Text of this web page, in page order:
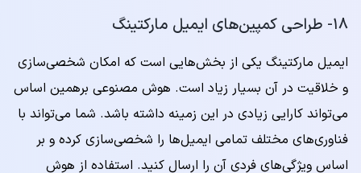
۱۸- طراحی کمپین‌های ایمیل مارکتینگ
ایمیل مارکتینگ یکی از بخش‌هایی است که امکان شخصی‌سازی
و خلاقیت در آن بسیار زیاد است. هوش مصنوعی برهمین اساس
می‌تواند کارایی زیادی در این زمینه داشته باشد. شما می‌تواند با
فناوری‌های مختلف تمامی ایمیل‌ها را شخصی‌سازی کرده و بر
اساس ویژگی‌های فردی آن را ارسال کنید. استفاده از هوش